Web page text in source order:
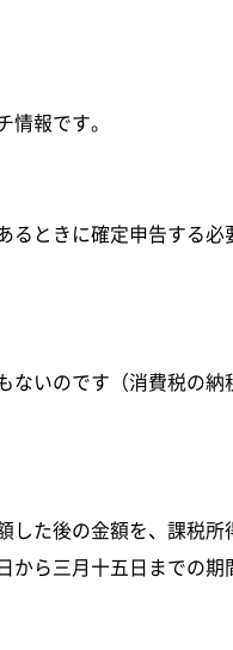
報です。
ときに確定申告する必
いのです（消費税の
た後の金額を、課税
ら三月十五日までの